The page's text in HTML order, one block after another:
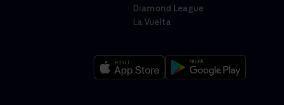
Diamond League
La Vuelta